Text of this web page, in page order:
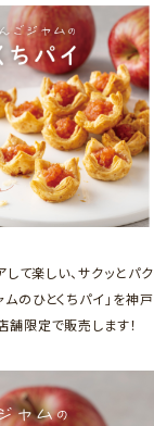
て楽しい、サクッとパ
のひとくちパイ」を神
限定で販売します！